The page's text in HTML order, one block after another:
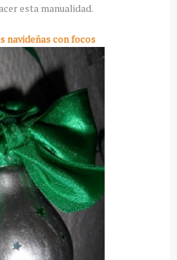
esta manualidad.
navideñas con focos